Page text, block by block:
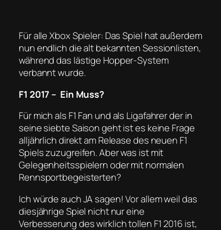
Für alle Xbox Spieler: Das Spiel hat außerdem
nun endlich die alt bekannten Sessionlisten,
während das lästige Hopper-System
verbannt wurde.
F1 2017 – Ein Muss?
Für mich als F1 Fan und als Ligafahrer der in
seine siebte Saison geht ist es keine Frage
alljährlich direkt am Release des neuen F1
Spiels zuzugreifen. Aber was ist mit
Gelegenheitsspielern oder mit normalen
Rennsportbegeisterten?
Ich würde auch JA sagen! Vor allem weil das
diesjährige Spiel nicht nur eine
Verbesserung des wirklich tollen F1 2016 ist,